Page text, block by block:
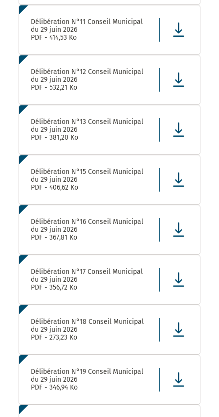
Délibération N°11 Conseil Municipal
du 29 juin 2026
PDF - 414,53 Ko
Délibération N°12 Conseil Municipal
du 29 juin 2026
PDF - 532,21 Ko
Délibération N°13 Conseil Municipal
du 29 juin 2026
PDF - 381,20 Ko
Délibération N°15 Conseil Municipal
du 29 juin 2026
PDF - 406,62 Ko
Délibération N°16 Conseil Municipal
du 29 juin 2026
PDF - 367,81 Ko
Délibération N°17 Conseil Municipal
du 29 juin 2026
PDF - 356,72 Ko
Délibération N°18 Conseil Municipal
du 29 juin 2026
PDF - 273,23 Ko
Délibération N°19 Conseil Municipal
du 29 juin 2026
PDF - 346,94 Ko